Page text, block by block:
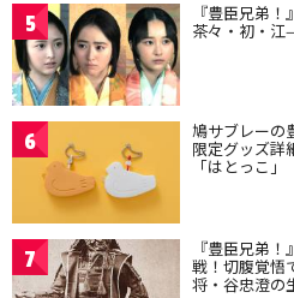
5 『豊臣兄弟
茶々・初・
6 鳩サブレーの
限定グッズ詳
「はとっこ」
7 『豊臣兄弟
戦！切腹覚悟
将・谷忠澄の